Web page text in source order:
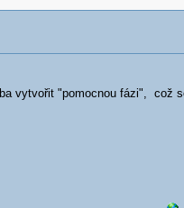
vytvořit "pomocnou fázi", což